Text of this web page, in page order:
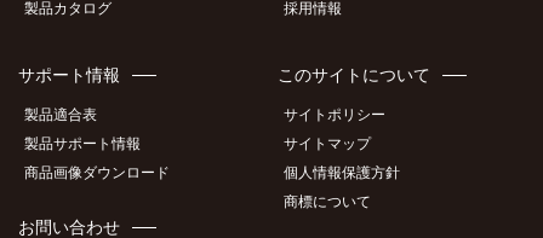
製品カタログ
採用情報
サポート情報
製品適合表
製品サポート情報
商品画像ダウンロード
お問い合わせ
このサイトについて
サイトポリシー
サイトマップ
個人情報保護方針
商標について